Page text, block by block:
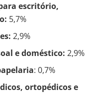
escritório,
5,7%
2,9%
e doméstico: 2,9%
: 0,7%
ortopédicos e